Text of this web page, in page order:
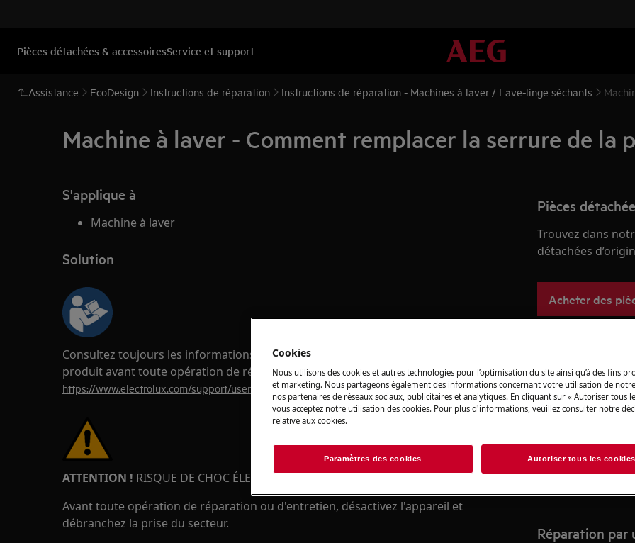
Pièces détachées & accessoiresService et support
Assistance EcoDesign Instructions de réparation Instructions de réparation - Machines à laver / Lave-linge séchants
Machine à laver - Comment remplacer la serrure de la
S'applique à
Machine à laver
Solution
Consultez toujours les informations de sécurité du manuel d'utilisation de votre
produit avant toute opération de réparation ou de maintenance.
https://www.electrolux.com/support/user-manuals/
ATTENTION ! RISQUE DE CHOC ÉLECTRIQUE
Avant toute opération de réparation ou d'entretien, désactivez l'appareil et
débranchez la prise du secteur.
Pièces
Trouvez dans
détachées
Acheter des
Trouvez votre
Résolvez les
et autres
Trouver le
Réparation par
Cookies
Nous utilisons des cookies et autres technologies pour l’optimisation du site ainsi qu’à des fins
et marketing. Nous partageons également des informations concernant votre utilisation de
nos partenaires de réseaux sociaux, publicitaires et analytiques. En cliquant sur « Autoriser tous
vous acceptez notre utilisation des cookies. Pour plus d'informations, veuillez consulter notre
relative aux cookies.
Paramètres des cookies Autoriser tous les cookies